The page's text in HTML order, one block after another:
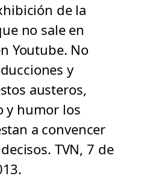
de la
no sale en
Youtube. No
y
austeros,
y humor los
a convencer
TVN, 7 de